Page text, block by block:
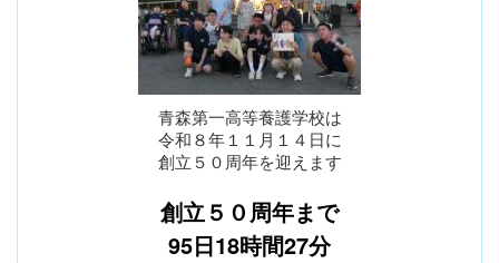
青森第一高等養護学校は
令和８年１１月１４日に
創立５０周年を迎えます
創立５０周年まで
95日18時間27分